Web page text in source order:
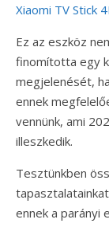
Xiaomi TV Stick
Ez az eszköz
finomította egy
megjelenését,
ennek
vennünk, ami
illeszkedik.
Tesztünkben
ennek a parányi